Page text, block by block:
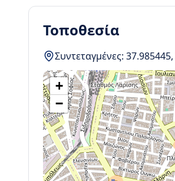
Τοποθεσία
Συντεταγμένες: 37.985445,
+
−